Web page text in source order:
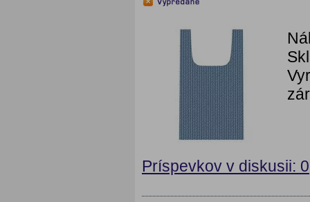
Príspevkov v diskusii: 0